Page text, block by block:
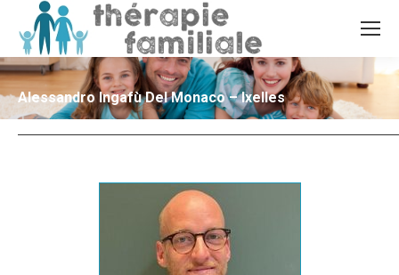
Alessandro Ingafù Del Monaco – Ixelles